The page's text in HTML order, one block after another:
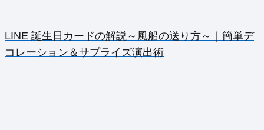
LINE 誕生日カードの解説～風船の送り方～｜簡単デ
コレーション＆サプライズ演出術